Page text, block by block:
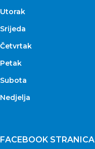
Utorak
Srijeda
Četvrtak
Petak
Subota
Nedjelja
FACEBOOK STRANICA